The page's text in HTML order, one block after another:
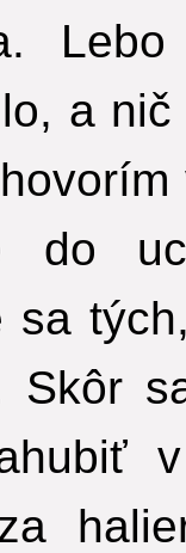
a
do
sa
Skôr